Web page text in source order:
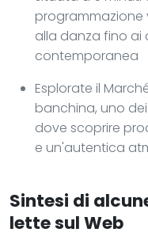
alla danza fino ai
contemporanea
Esplorate il
banchina, uno
dove scoprire
e un'autentica
Sintesi di
lette sul Web